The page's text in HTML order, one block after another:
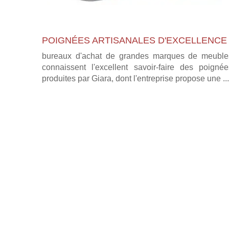
POIGNÉES ARTISANALES D'EXCELLENCE
bureaux d'achat de grandes marques de
connaissent l'excellent savoir-faire des
produites par Giara, dont l'entreprise propose une ...